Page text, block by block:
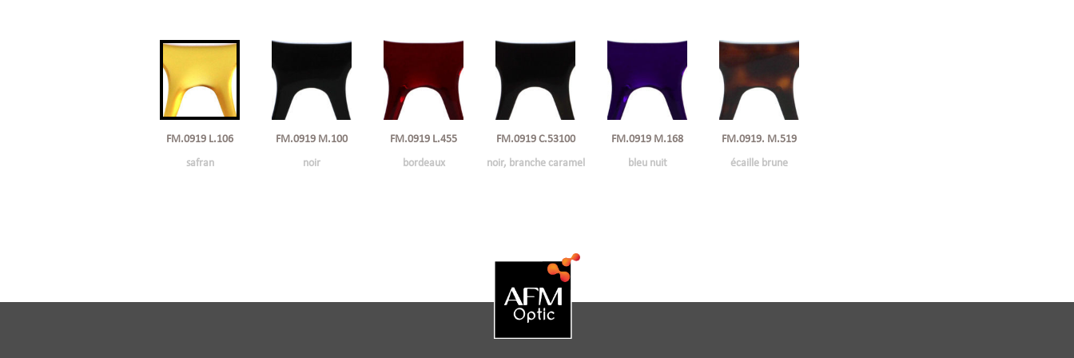
FM.0919 L.106
safran
FM.0919 M.100
noir
FM.0919 L.455
bordeaux
FM.0919 C.53100
noir, branche caramel
FM.0919 M.168
bleu nuit
FM.0919. M.519
écaille brune